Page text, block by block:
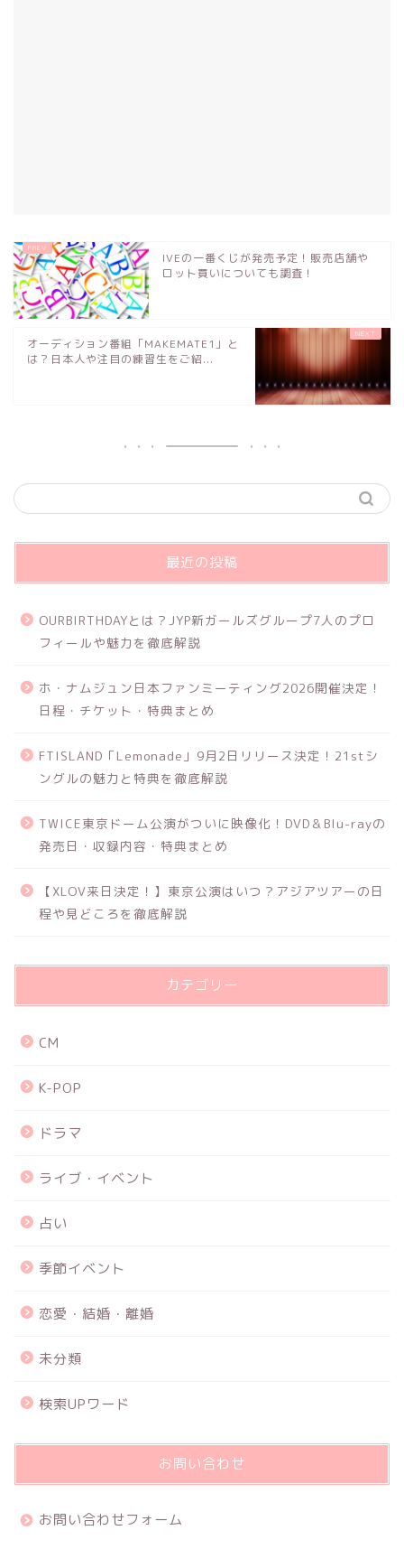
IVEの一番くじが発売予定！販売店舗や
ロット買いについても調査！
オーディション番組「MAKEMATE1」と
は？日本人や注目の練習生をご紹...
最近の投稿
OURBIRTHDAYとは？JYP新ガールズグループ7人のプロ
フィールや魅力を徹底解説
ホ・ナムジュン日本ファンミーティング2026開催決定！
日程・チケット・特典まとめ
FTISLAND「Lemonade」9月2日リリース決定！21stシ
ングルの魅力と特典を徹底解説
TWICE東京ドーム公演がついに映像化！DVD＆Blu-rayの
発売日・収録内容・特典まとめ
【XLOV来日決定！】東京公演はいつ？アジアツアーの日
程や見どころを徹底解説
カテゴリー
CM
K-POP
ドラマ
ライブ・イベント
占い
季節イベント
恋愛・結婚・離婚
未分類
検索UPワード
お問い合わせ
お問い合わせフォーム